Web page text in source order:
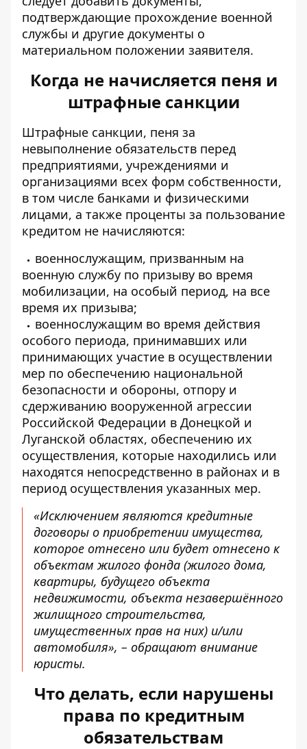
подтверждающие прохождение военной
службы и другие документы о
материальном положении заявителя.
Когда не начисляется пеня и
штрафные санкции
Штрафные санкции, пеня за
невыполнение обязательств перед
предприятиями, учреждениями и
организациями всех форм собственности,
в том числе банками и физическими
лицами, а также проценты за пользование
кредитом не начисляются:
военнослужащим, призванным на
военную службу по призыву во время
мобилизации, на особый период, на все
время их призыва;
военнослужащим во время действия
особого периода, принимавших или
принимающих участие в осуществлении
мер по обеспечению национальной
безопасности и обороны, отпору и
сдерживанию вооруженной агрессии
Российской Федерации в Донецкой и
Луганской областях, обеспечению их
осуществления, которые находились или
находятся непосредственно в районах и в
период осуществления указанных мер.
«Исключением являются кредитные
договоры о приобретении имущества,
которое отнесено или будет отнесено к
объектам жилого фонда (жилого дома,
квартиры, будущего объекта
недвижимости, объекта незавершённого
жилищного строительства,
имущественных прав на них) и/или
автомобиля», – обращают внимание
юристы.
Что делать, если нарушены
права по кредитным
обязательствам